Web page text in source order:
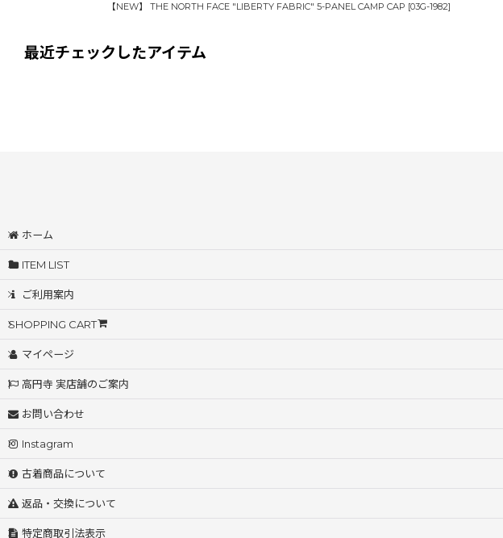
【NEW】 THE NORTH FACE "LIBERTY FABRIC" 5-PANEL CAMP CAP [03G-1982]
最近チェックしたアイテム
ホーム
ITEM LIST
ご利用案内
SHOPPING CART
マイページ
高円寺 実店舗のご案内
お問い合わせ
Instagram
古着商品について
返品・交換について
特定商取引法表示